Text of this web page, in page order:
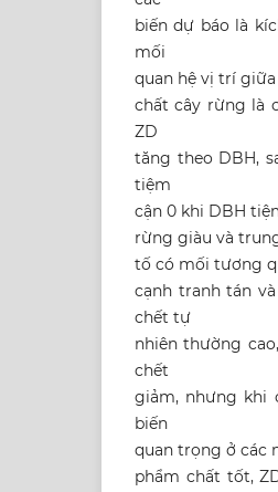
biến dự báo là
mối
quan hệ vị trí
chất cây rừng là
ZD
tăng theo DBH,
tiệm
cận 0 khi DBH
rừng giàu và
tố có mối tương
cạnh tranh tán
chết tự
nhiên thường
chết
giảm, nhưng khi
biến
quan trọng ở các
phẩm chất tốt,